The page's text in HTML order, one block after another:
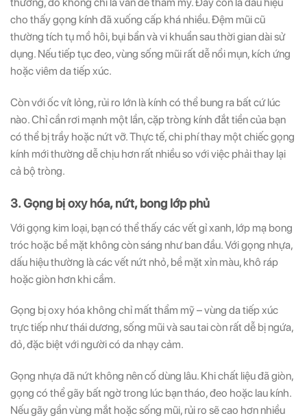
cho thấy gọng kính đã xuống cấp khá nhiều. Đệm mũi cũ
thường tích tụ mồ hôi, bụi bẩn và vi khuẩn sau thời gian dài sử
dụng. Nếu tiếp tục đeo, vùng sống mũi rất dễ nổi mụn, kích ứng
hoặc viêm da tiếp xúc.
Còn với ốc vít lỏng, rủi ro lớn là kính có thể bung ra bất cứ lúc
nào. Chỉ cần rơi mạnh một lần, cặp tròng kính đắt tiền của bạn
có thể bị trầy hoặc nứt vỡ. Thực tế, chi phí thay một chiếc gọng
kính mới thường dễ chịu hơn rất nhiều so với việc phải thay lại
cả bộ tròng.
3. Gọng bị oxy hóa, nứt, bong lớp phủ
Với gọng kim loại, bạn có thể thấy các vết gỉ xanh, lớp mạ bong
tróc hoặc bề mặt không còn sáng như ban đầu. Với gọng nhựa,
dấu hiệu thường là các vết nứt nhỏ, bề mặt xỉn màu, khô ráp
hoặc giòn hơn khi cầm.
Gọng bị oxy hóa không chỉ mất thẩm mỹ – vùng da tiếp xúc
trực tiếp như thái dương, sống mũi và sau tai còn rất dễ bị ngứa,
đỏ, đặc biệt với người có da nhạy cảm.
Gọng nhựa đã nứt không nên cố dùng lâu. Khi chất liệu đã giòn,
gọng có thể gãy bất ngờ trong lúc bạn tháo, đeo hoặc lau kính.
Nếu gãy gần vùng mắt hoặc sống mũi, rủi ro sẽ cao hơn nhiều